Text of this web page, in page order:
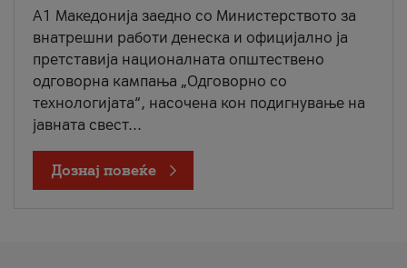
A1 Македонија заедно со Министерството за
внатрешни работи денеска и официјално ја
претставија националната општествено
одговорна кампања „Одговорно со
технологијата“, насочена кон подигнување на
јавната свест...
Дознај повеќе